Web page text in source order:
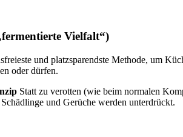
Vielfalt“)
und platzsparendste Methode, um
oder dürfen.
Statt zu verotten (wie beim normalen
und Gerüche werden unterdrückt.